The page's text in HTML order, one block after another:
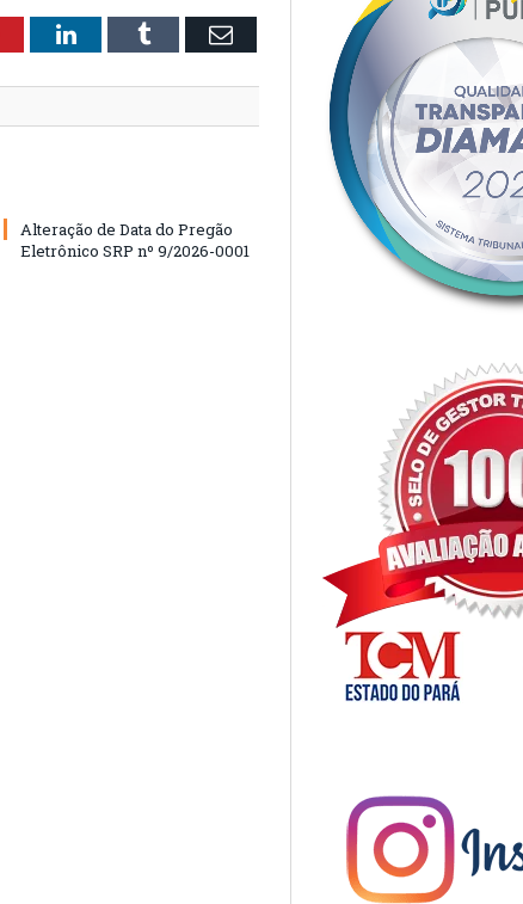
LinkedInTumblr Email
Alteração de Data do Pregão
Eletrônico SRP nº 9/2026-0001